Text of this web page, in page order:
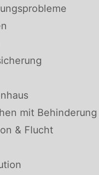
mit Behinderung
& Flucht